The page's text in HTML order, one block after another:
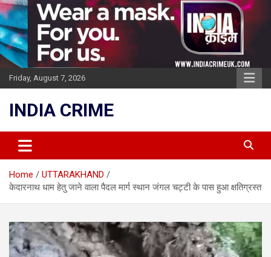
Skip
to
content
Friday, August 7, 2026
INDIA CRIME
Home
UTTARAKHAND
केदारनाथ धाम हेतु जाने वाला पैदल मार्ग स्थान जंगल चट्टी के पास हुआ क्षतिग्रस्त